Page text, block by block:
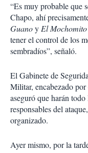
“Es muy probable que
Chapo, ahí
Guanoy El Mochomito
tener el control de los
sembradíos”, señaló.
El Gabinete de
Militar, encabezado
aseguró que harán
responsables del
organizado.
Ayer mismo, por la